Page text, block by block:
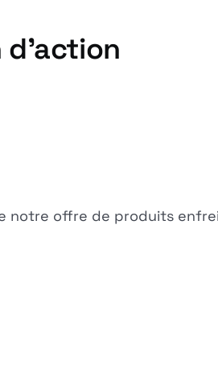
d'action
notre offre de produits